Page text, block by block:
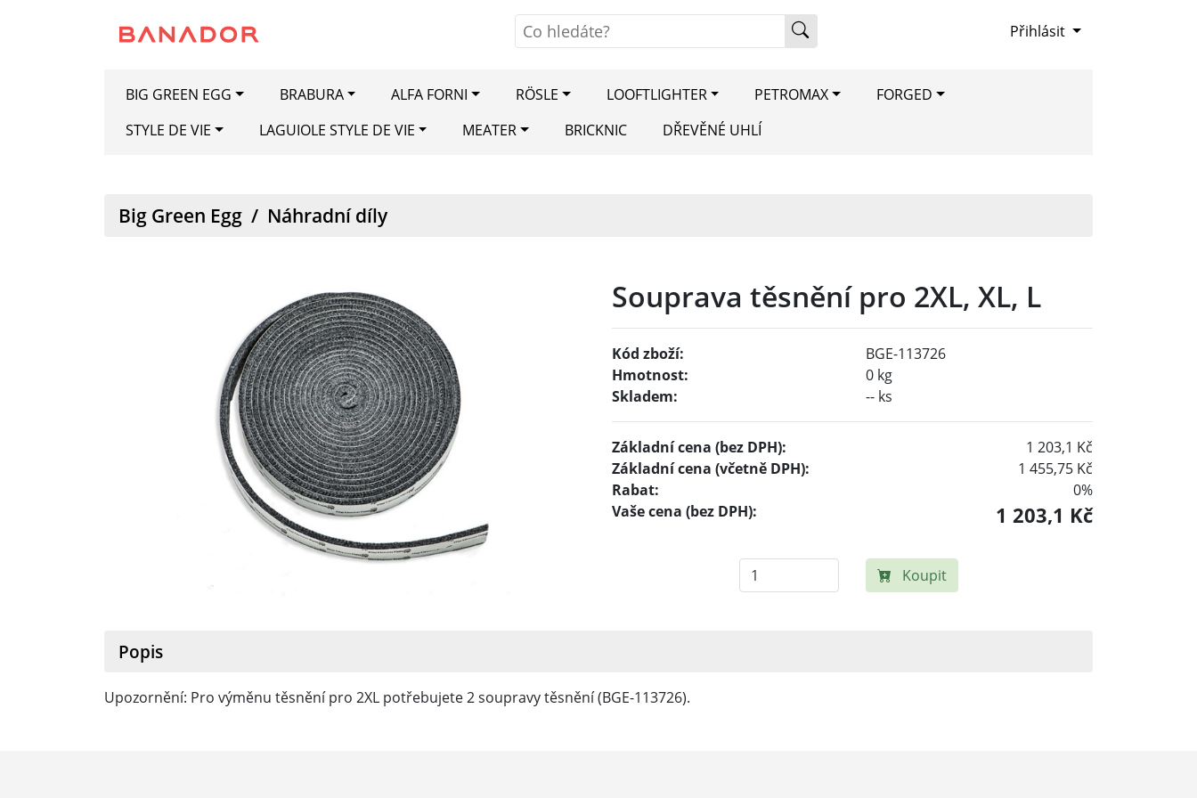
Přihlásit
BIG GREEN EGG BRABURA ALFA FORNI RÖSLE LOOFTLIGHTER PETROMAX
FORGED
STYLE DE VIE
LAGUIOLE STYLE DE VIE MEATER BRICKNIC DŘEVĚNÉ UHLÍ
Big Green Egg / Náhradní díly
Souprava těsnění pro 2XL, XL, L
Kód zboží:
BGE-113726
Hmotnost:
0 kg
Skladem:
-- ks
Základní cena (bez DPH):
1 203,1 Kč
Základní cena (včetně DPH):
1 455,75 Kč
Rabat:
0%
Vaše cena (bez DPH):
1 203,1 Kč
Koupit
Popis
Upozornění: Pro výměnu těsnění pro 2XL potřebujete 2 soupravy těsnění (BGE-113726).